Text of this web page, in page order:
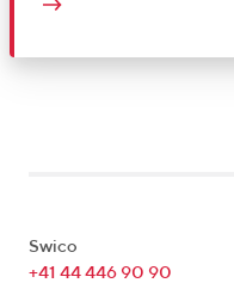
Swico
+41 44 446 90 90